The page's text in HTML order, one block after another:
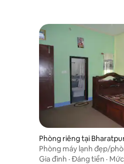
Phòng riêng tại
Phòng máy lạnh đẹp/
Gia đình · Đáng tiền ·